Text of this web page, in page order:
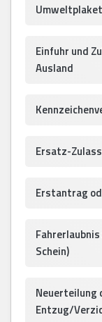
Einfuhr und
Ausland
Ersatz-
Erstantrag
Schein)
Neuerteilung
Entzug/